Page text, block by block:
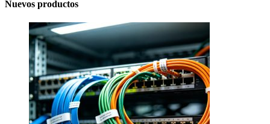
Nuevos productos